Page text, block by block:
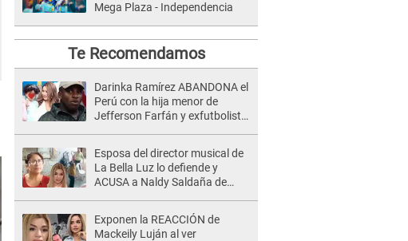
Mega Plaza - Independencia
Te Recomendamos
Darinka Ramírez ABANDONA el
Perú con la hija menor de
Jefferson Farfán y exfutbolista
Esposa del director musical de
La Bella Luz lo defiende y
ACUSA a Naldy Saldaña de
Exponen la REACCIÓN de
Mackeily Luján al ver